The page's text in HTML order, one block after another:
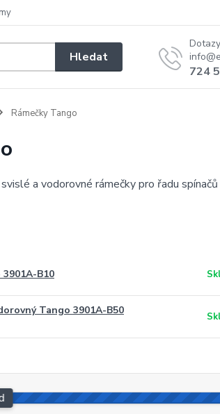
Hledat
724
Rámečky Tango
a vodorovné rámečky pro řadu
B10
Tango 3901A-B50